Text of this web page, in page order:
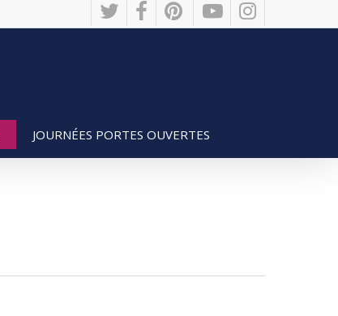
twitter facebookpinterestyoutubeinstagram
JOURNÉES PORTES OUVERTES